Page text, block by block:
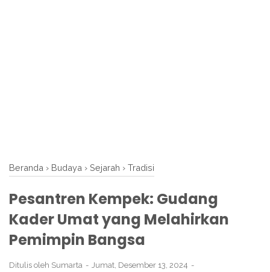
Beranda › Budaya › Sejarah › Tradisi
Pesantren Kempek: Gudang
Kader Umat yang Melahirkan
Pemimpin Bangsa
Ditulis oleh Sumarta
Jumat, Desember 13, 2024